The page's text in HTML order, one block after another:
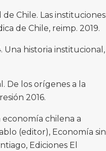
Chile. Las instituciones
de Chile, reimp. 2019.
Una historia institucional,
De los orígenes a la
2016.
economía chilena a
(editor), Economía sin
Ediciones El